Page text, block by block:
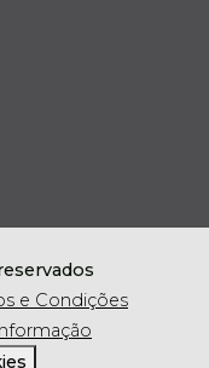
e Condições